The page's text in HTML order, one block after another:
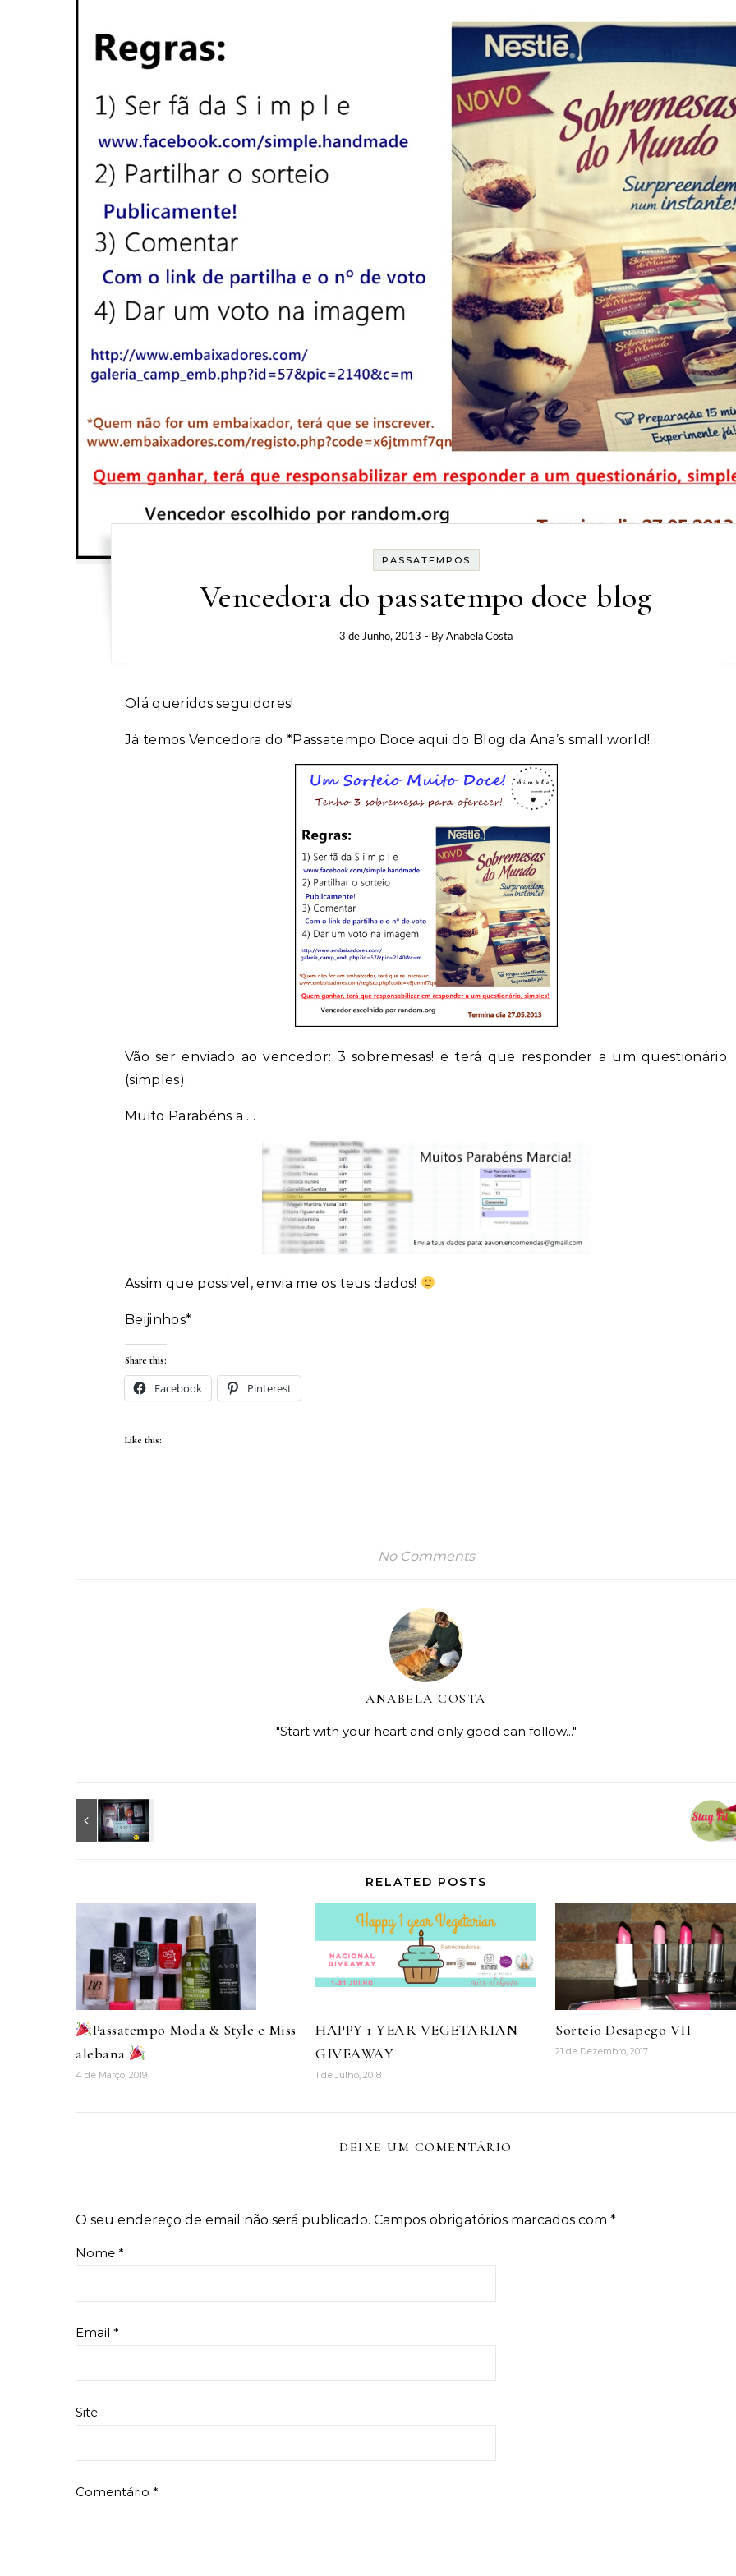
PASSATEMPOS
Vencedora do passatempo doce blog
3 de Junho, 2013 - By Anabela Costa
Olá queridos seguidores!
Já temos Vencedora do *Passatempo Doce aqui do Blog da Ana’s small world!
Vão ser enviado ao vencedor: 3 sobremesas! e terá que responder a um questionário
(simples).
Muito Parabéns a …
Assim que possivel, envia me os teus dados!
Beijinhos*
Share this:
Facebook Pinterest
Like this:
No Comments
ANABELA COSTA
"Start with your heart and only good can follow..."
RELATED POSTS
Passatempo Moda & Style e Miss
alebana
4 de Março, 2019
HAPPY 1 YEAR VEGETARIAN
GIVEAWAY
1 de Julho, 2018
Sorteio Desapego VII
21 de Dezembro, 2017
DEIXE UM COMENTÁRIO
O seu endereço de email não será publicado. Campos obrigatórios marcados com *
Nome *
Email *
Site
Comentário *